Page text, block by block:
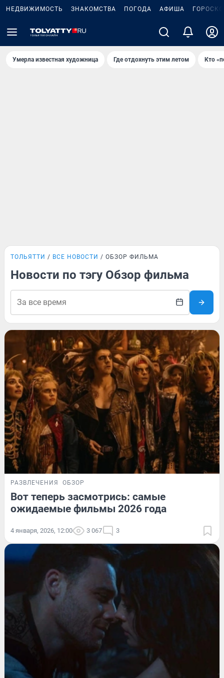
НЕДВИЖИМОСТЬ ЗНАКОМСТВА ПОГОДА АФИША
Умерла известная художница Где отдохнуть этим летом Кто
ТОЛЬЯТТИ ВСЕ НОВОСТИ ОБЗОР ФИЛЬМА
Новости по тэгу Обзор фильма
РАЗВЛЕЧЕНИЯ ОБЗОР
Вот теперь засмотрись: самые
ожидаемые фильмы 2026 года
4 января, 2026, 12:00 3 067 3